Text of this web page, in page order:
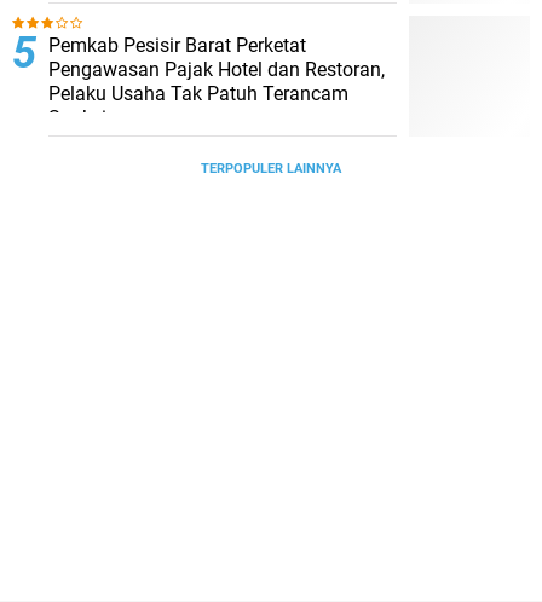
Pemkab Pesisir Barat Perketat
Pengawasan Pajak Hotel dan Restoran,
Pelaku Usaha Tak Patuh Terancam
Sanksi
TERPOPULER LAINNYA